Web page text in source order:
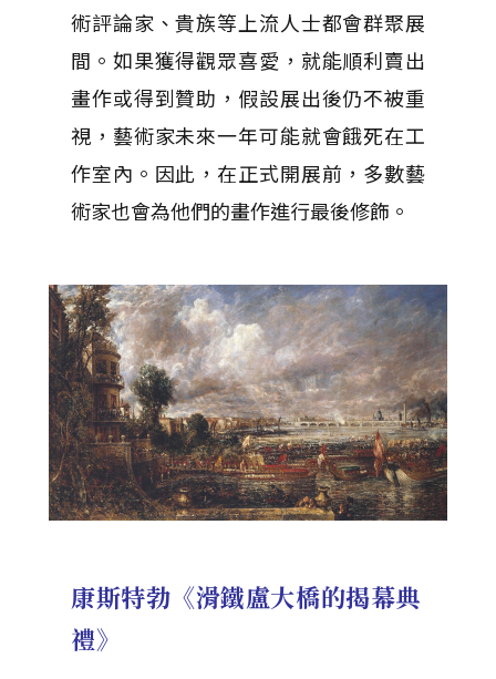
術評論家、貴族等上流人士都會群聚展
間。如果獲得觀眾喜愛，就能順利賣出
畫作或得到贊助，假設展出後仍不被重
視，藝術家未來一年可能就會餓死在工
作室內。因此，在正式開展前，多數藝
術家也會為他們的畫作進行最後修飾。
康斯特勃《滑鐵盧大橋的揭幕典
禮》